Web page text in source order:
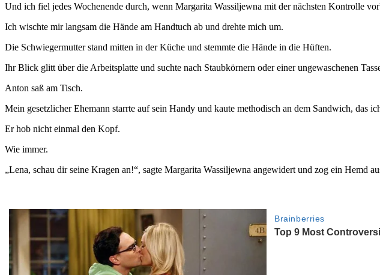
Und ich fiel jedes Wochenende durch, wenn Margarita Wassiljewna mit der nächsten Kontrolle
Ich wischte mir langsam die Hände am Handtuch ab und drehte mich um.
Die Schwiegermutter stand mitten in der Küche und stemmte die Hände in die Hüften.
Ihr Blick glitt über die Arbeitsplatte und suchte nach Staubkörnern oder einer ungewaschenen
Anton saß am Tisch.
Mein gesetzlicher Ehemann starrte auf sein Handy und kaute methodisch an dem Sandwich, das
Er hob nicht einmal den Kopf.
Wie immer.
„Lena, schau dir seine Kragen an!“, sagte Margarita Wassiljewna angewidert und zog ein Hemd